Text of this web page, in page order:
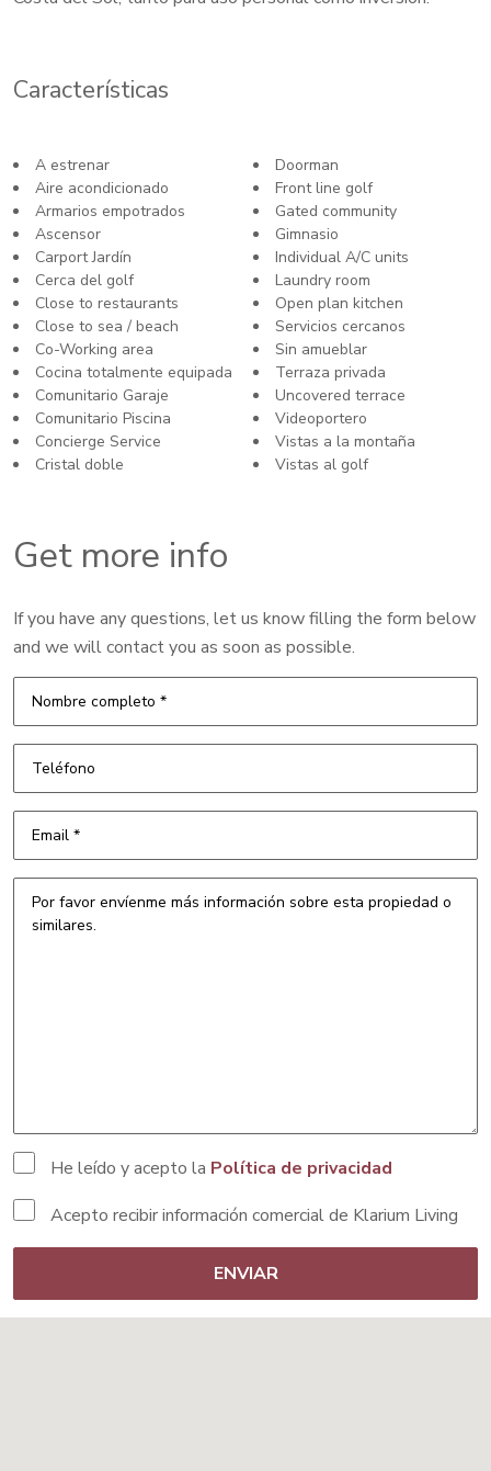
Características
A estrenar
Aire acondicionado
Armarios empotrados
Ascensor
Carport Jardín
Cerca del golf
Close to restaurants
Close to sea / beach
Co-Working area
Cocina totalmente equipada
Comunitario Garaje
Comunitario Piscina
Concierge Service
Cristal doble
Doorman
Front line golf
Gated community
Gimnasio
Individual A/C units
Laundry room
Open plan kitchen
Servicios cercanos
Sin amueblar
Terraza privada
Uncovered terrace
Videoportero
Vistas a la montaña
Vistas al golf
Get more info
If you have any questions, let us know filling the form below
and we will contact you as soon as possible.
He leído y acepto la Política de privacidad
Acepto recibir información comercial de Klarium Living